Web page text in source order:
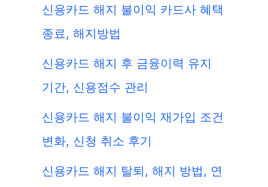
신용카드 해지 불이익 카드사 혜택
종료, 해지방법
신용카드 해지 후 금융이력 유지
기간, 신용점수 관리
신용카드 해지 불이익 재가입 조건
변화, 신청 취소 후기
신용카드 해지 탈퇴, 해지 방법, 연